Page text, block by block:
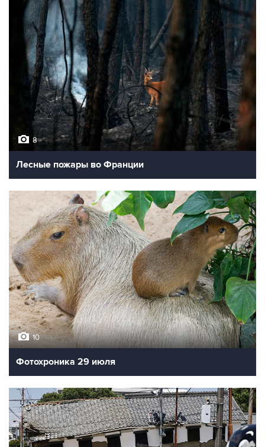
8
Лесные пожары во Франции
10
Фотохроника 29 июля